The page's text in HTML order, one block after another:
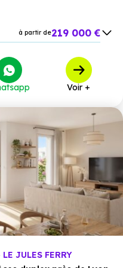
à partir de219 000 €
à partir de 419 000 €
Voir +
JULES FERRY